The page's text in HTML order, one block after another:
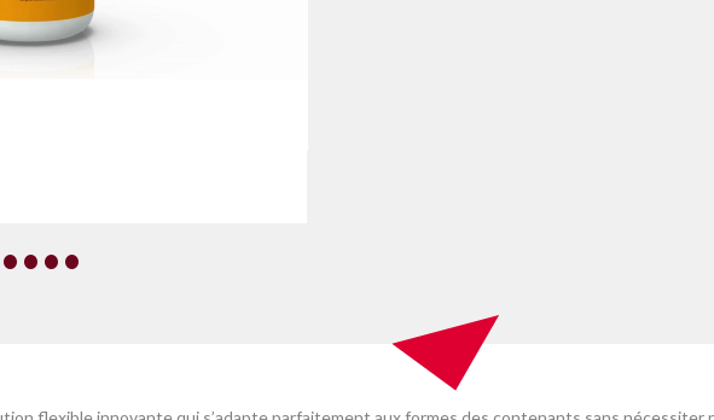
••••